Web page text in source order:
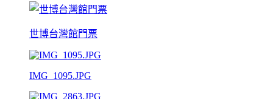
世博台灣館門票
IMG_1095.JPG